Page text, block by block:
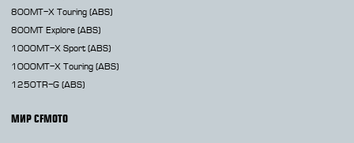
800MT-X Touring (ABS)
800MT Explore (ABS)
1000MT-X Sport (ABS)
1000MT-X Touring (ABS)
1250TR-G (ABS)
МИР CFMOTO